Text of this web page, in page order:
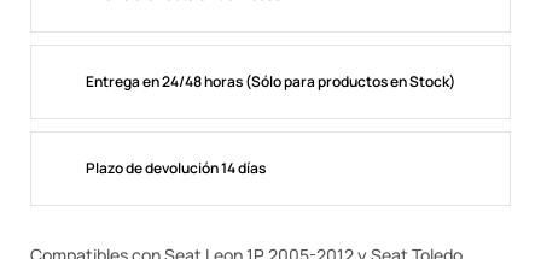
Entrega en 24/48 horas (Sólo para productos en Stock)
Plazo de devolución 14 días